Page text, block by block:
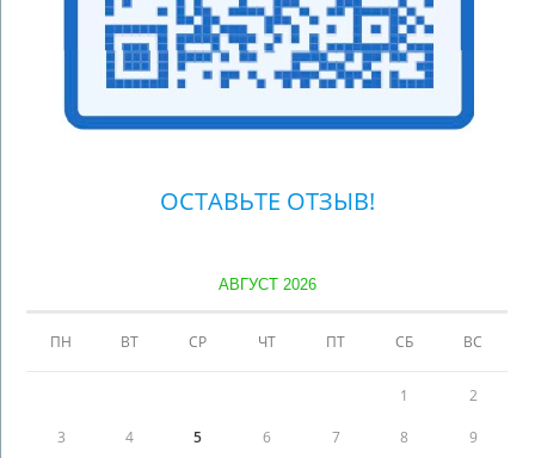
ОСТАВЬТЕ ОТЗЫВ!
АВГУСТ 2026
ПН ВТ СР ЧТ ПТ СБ ВС
1 2
3 4 5 6 7 8 9